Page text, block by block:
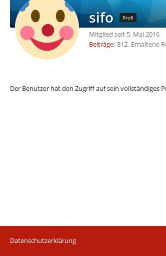
sifo Profi
Mitglied seit 5. Mai 2016
Beiträge 812 Erhaltene
Der Benutzer hat den Zugriff auf sein vollständiges
Datenschutzerklärung